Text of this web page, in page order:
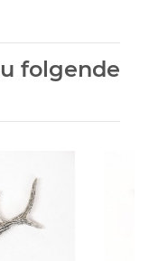
folgende